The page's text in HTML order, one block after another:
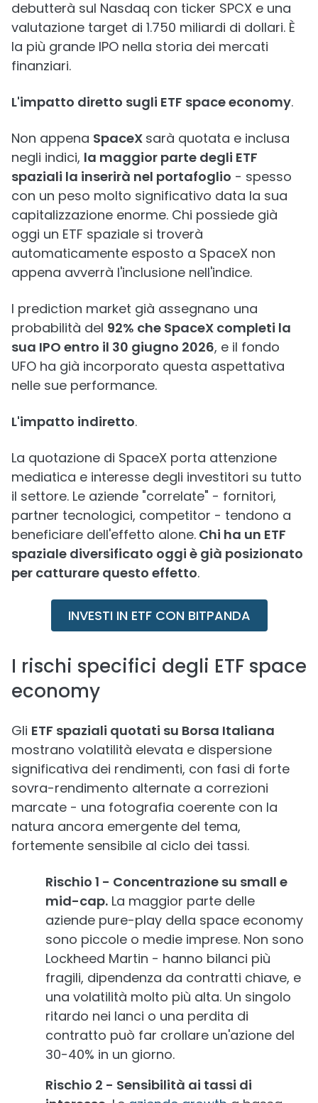
debutterà sul Nasdaq con ticker SPCX e una
valutazione target di 1.750 miliardi di dollari. È
la più grande IPO nella storia dei mercati
finanziari.
L'impatto diretto sugli ETF space economy.
Non appena SpaceX sarà quotata e inclusa
negli indici, la maggior parte degli ETF
spaziali la inserirà nel portafoglio - spesso
con un peso molto significativo data la sua
capitalizzazione enorme. Chi possiede già
oggi un ETF spaziale si troverà
automaticamente esposto a SpaceX non
appena avverrà l'inclusione nell'indice.
I prediction market già assegnano una
probabilità del 92% che SpaceX completi la
sua IPO entro il 30 giugno 2026, e il fondo
UFO ha già incorporato questa aspettativa
nelle sue performance.
L'impatto indiretto.
La quotazione di SpaceX porta attenzione
mediatica e interesse degli investitori su tutto
il settore. Le aziende "correlate" - fornitori,
partner tecnologici, competitor - tendono a
beneficiare dell'effetto alone. Chi ha un ETF
spaziale diversificato oggi è già posizionato
per catturare questo effetto.
INVESTI IN ETF CON BITPANDA
I rischi specifici degli ETF space
economy
Gli ETF spaziali quotati su Borsa Italiana
mostrano volatilità elevata e dispersione
significativa dei rendimenti, con fasi di forte
sovra-rendimento alternate a correzioni
marcate - una fotografia coerente con la
natura ancora emergente del tema,
fortemente sensibile al ciclo dei tassi.
Rischio 1 - Concentrazione su small e
mid-cap. La maggior parte delle
aziende pure-play della space economy
sono piccole o medie imprese. Non sono
Lockheed Martin - hanno bilanci più
fragili, dipendenza da contratti chiave, e
una volatilità molto più alta. Un singolo
ritardo nei lanci o una perdita di
contratto può far crollare un'azione del
30-40% in un giorno.
Rischio 2 - Sensibilità ai tassi di